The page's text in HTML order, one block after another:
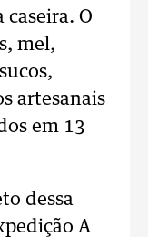
O
mel,
artesanais
em 13
dessa
A